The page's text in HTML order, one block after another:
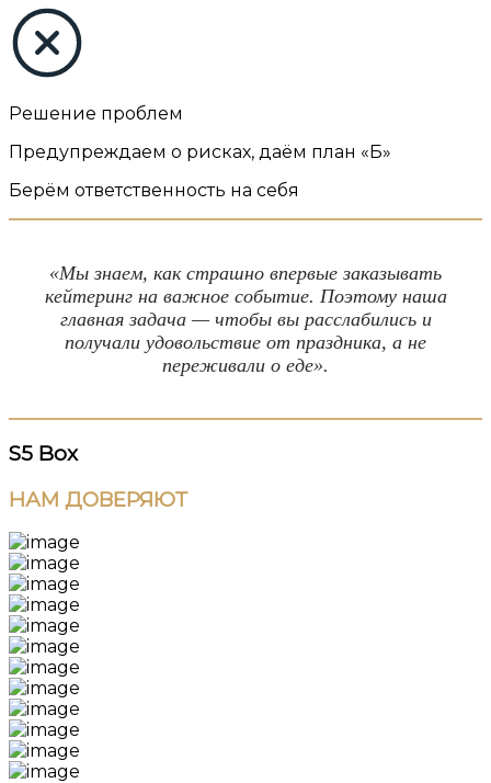
Решение проблем
Предупреждаем о рисках, даём план «Б»
Берём ответственность на себя
«Мы знаем, как страшно впервые заказывать
кейтеринг на важное событие. Поэтому наша
главная задача — чтобы вы расслабились и
получали удовольствие от праздника, а не
переживали о еде».
S5 Box
НАМ ДОВЕРЯЮТ